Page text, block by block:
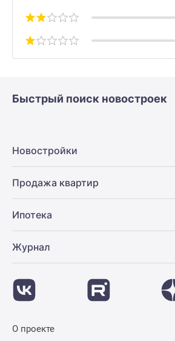
Быстрый поиск новостроек
Новостройки
Продажа квартир
Ипотека
Журнал
О проекте